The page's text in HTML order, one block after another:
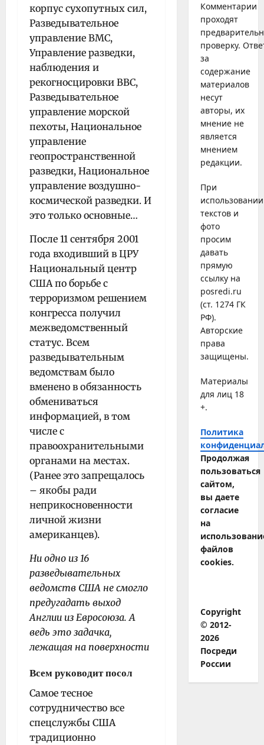
корпус сухопутных сил,
Разведывательное
управление ВМС,
Управление разведки,
наблюдения и
рекогносцировки ВВС,
Разведывательное
управление морской
пехоты, Национальное
управление
геопространственной
разведки, Национальное
управление воздушно-
космической разведки. И
это только основные…
После 11 сентября 2001
года входивший в ЦРУ
Национальный центр
США по борьбе с
терроризмом решением
конгресса получил
межведомственный
статус. Всем
разведывательным
ведомствам было
вменено в обязанность
обмениваться
информацией, в том
числе с
правоохранительными
органами на местах.
(Ранее это запрещалось
– якобы ради
неприкосновенности
личной жизни
американцев).
Ни одно из 16
разведывательных
ведомств США не смогло
предугадать выход
Англии из Евросоюза. А
ведь это задачка,
лежащая на поверхности
Всем руководит посол
Самое тесное
сотрудничество все
спецслужбы США
традиционно
Комментарии
проходят
проверку.
за
содержание
материалов
несут
авторы, их
мнение не
является
мнением
редакции.
При
использовании
текстов и
фото
просим
давать
прямую
ссылку на
posredi.ru
(ст. 1274 ГК
РФ).
Авторские
права
защищены.
Материалы
для лиц 18
+.
Политика
Продолжая
пользоваться
сайтом,
вы даете
согласие
на
файлов
cookies.
Copyright
© 2012-
2026
Посреди
России